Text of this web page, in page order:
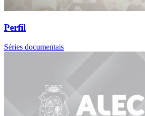
Perfil
Séries documentais